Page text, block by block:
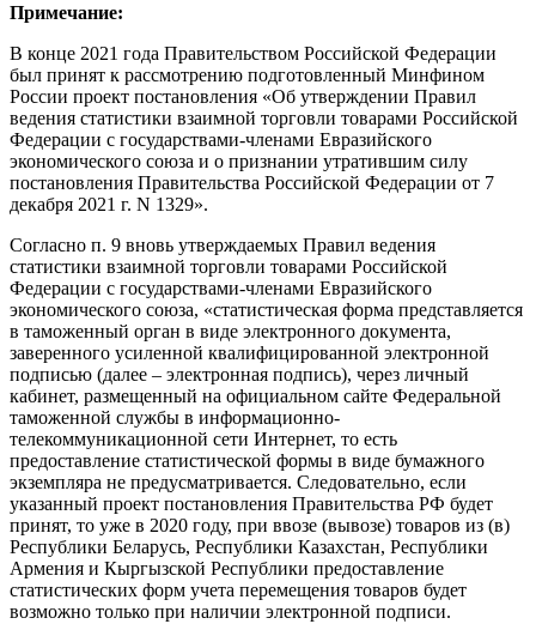
Примечание:
В конце 2021 года Правительством Российской Федерации
был принят к рассмотрению подготовленный Минфином
России проект постановления «Об утверждении Правил
ведения статистики взаимной торговли товарами Российской
Федерации с государствами-членами Евразийского
экономического союза и о признании утратившим силу
постановления Правительства Российской Федерации от 7
декабря 2021 г. N 1329».
Согласно п. 9 вновь утверждаемых Правил ведения
статистики взаимной торговли товарами Российской
Федерации с государствами-членами Евразийского
экономического союза, «статистическая форма представляется
в таможенный орган в виде электронного документа,
заверенного усиленной квалифицированной электронной
подписью (далее – электронная подпись), через личный
кабинет, размещенный на официальном сайте Федеральной
таможенной службы в информационно-
телекоммуникационной сети Интернет, то есть
предоставление статистической формы в виде бумажного
экземпляра не предусматривается. Следовательно, если
указанный проект постановления Правительства РФ будет
принят, то уже в 2020 году, при ввозе (вывозе) товаров из (в)
Республики Беларусь, Республики Казахстан, Республики
Армения и Кыргызской Республики предоставление
статистических форм учета перемещения товаров будет
возможно только при наличии электронной подписи.